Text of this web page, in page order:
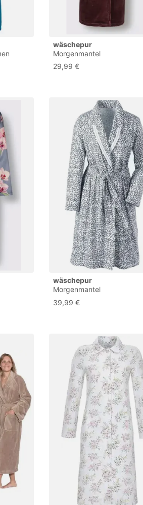
Stark
wäschepur
Morgenmantel
29,99 €
wäschepur
Morgenmantel
39,99 €